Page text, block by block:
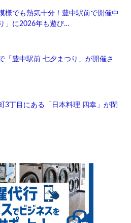
様でも熱気十分！豊中駅前で開催中
」に2026年も遊び…
「豊中駅前 七夕まつり」が開催さ
3丁目にある「日本料理 四幸」が閉